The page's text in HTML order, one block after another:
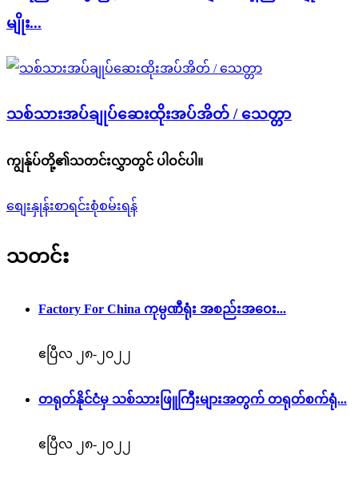
မျိုး...
သစ်သားအပ်ချုပ်ဆေးထိုးအပ်အိတ် / သေတ္တာ
ကျွန်ုပ်တို့၏သတင်းလွှာတွင် ပါဝင်ပါ။
စျေးနှုန်းစာရင်းစုံစမ်းရန်
သတင်း
Factory For China ကုမ္ပဏီရုံး အစည်းအဝေး...
ဧပြီလ ၂၈-၂၀၂၂
တရုတ်နိုင်ငံမှ သစ်သားဖြူကြီးများအတွက် တရုတ်စက်ရုံ...
ဧပြီလ ၂၈-၂၀၂၂